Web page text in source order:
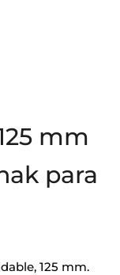
mm
para
125 mm.